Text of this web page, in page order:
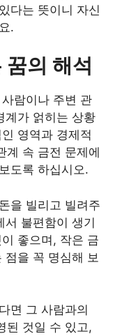
다는 뜻이니 자신
.
의 해석
람이나 주변 관
계가 얽히는 상황
영역과 경제적
계 속 금전 문제에
도록 하십시오.
을 빌리고 빌려주
서 불편함이 생기
좋으며, 작은 금
점을 꼭 명심해 보
면 그 사람과의
된 것일 수 있고,